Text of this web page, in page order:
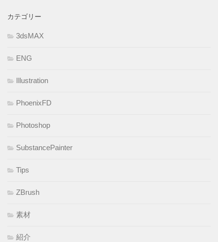
カテゴリー
3dsMAX
ENG
Illustration
PhoenixFD
Photoshop
SubstancePainter
Tips
ZBrush
素材
紹介